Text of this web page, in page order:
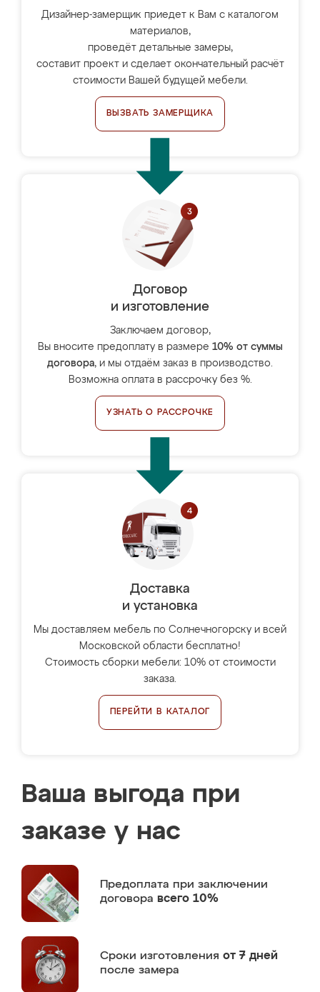
Дизайнер-замерщик приедет к Вам с каталогом
материалов,
проведёт детальные замеры,
составит проект и сделает окончательный расчёт
стоимости Вашей будущей мебели.
ВЫЗВАТЬ ЗАМЕРЩИКА
Договор
и изготовление
Заключаем договор,
Вы вносите предоплату в размере 10% от суммы
договора, и мы отдаём заказ в производство.
Возможна оплата в рассрочку без %.
УЗНАТЬ О РАССРОЧКЕ
Доставка
и установка
Мы доставляем мебель по Солнечногорску и всей
Московской области бесплатно!
Стоимость сборки мебели: 10% от стоимости
заказа.
ПЕРЕЙТИ В КАТАЛОГ
Ваша выгода при
заказе у нас
Предоплата при заключении
договора всего 10%
Сроки изготовления от 7 дней
после замера